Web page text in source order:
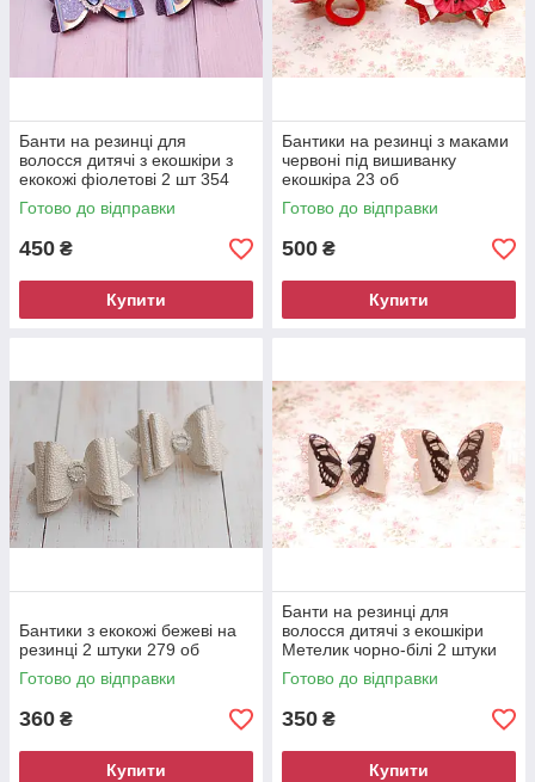
Банти на резинці для
волосся дитячі з екошкіри з
екокожі фіолетові 2 шт 354
Готово до відправки
450 ₴
Купити
Бантики на резинці з маками
червоні під вишиванку
екошкіра 23 об
Готово до відправки
500 ₴
Купити
Бантики з екокожі бежеві на
резинці 2 штуки 279 об
Готово до відправки
360 ₴
Купити
Банти на резинці для
волосся дитячі з екошкіри
Метелик чорно-білі 2 штуки
26 об
Готово до відправки
350 ₴
Купити